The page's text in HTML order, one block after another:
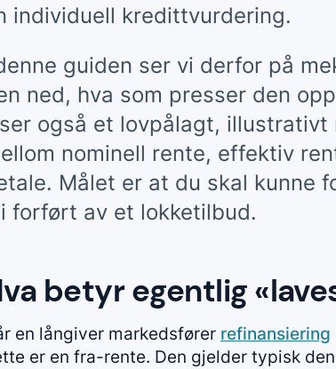
individuell kredittvurdering.
guiden ser vi derfor på
ned, hva som presser den
også et lovpålagt,
nominell rente, effektiv
Målet er at du skal kunne
forført av et lokketilbud.
betyr egentlig
en långiver markedsfører refinansiering
er en fra-rente. Den gjelder typisk